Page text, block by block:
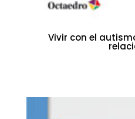
Vivir con el